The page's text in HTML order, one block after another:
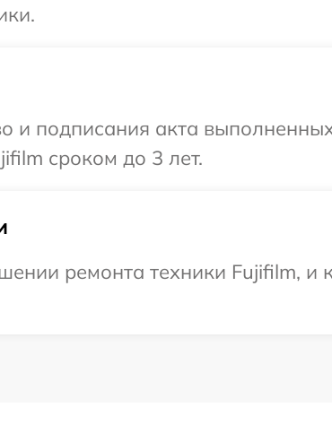
и подписания акта
сроком до 3 лет.
ремонта техники Fujifilm, и